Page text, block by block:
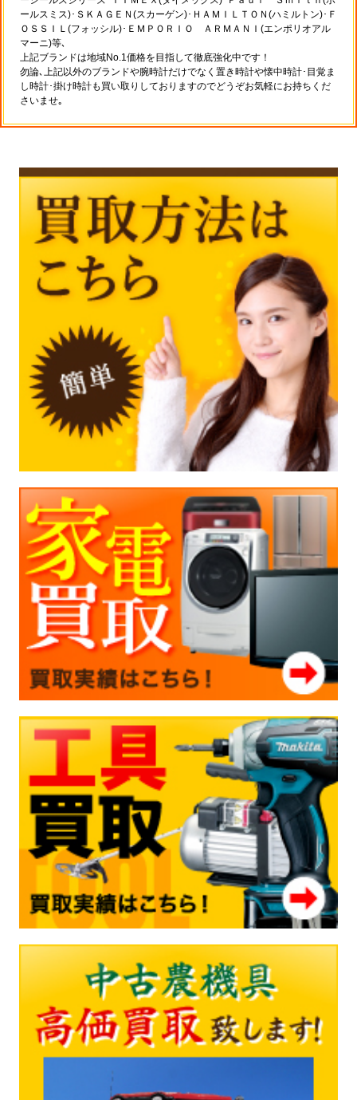
ールスミス)･ＳＫＡＧＥＮ(スカーゲン)･ＨＡＭＩＬＴＯＮ(ハミルトン)･Ｆ
ＯＳＳＩＬ(フォッシル)･ＥＭＰＯＲＩＯ ＡＲＭＡＮＩ(エンポリオアル
マーニ)等､
上記ブランドは地域No.1価格を目指して徹底強化中です！
勿論､上記以外のブランドや腕時計だけでなく置き時計や懐中時計･目覚ま
し時計･掛け時計も買い取りしておりますのでどうぞお気軽にお持ちくだ
さいませ｡